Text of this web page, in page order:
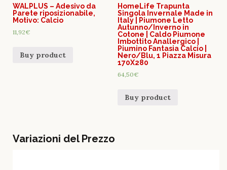
WALPLUS – Adesivo da
Parete riposizionabile,
Motivo: Calcio
11,92€
Buy product
HomeLife Trapunta
Singola Invernale Made in
Italy | Piumone Letto
Autunno/Inverno in
Cotone | Caldo Piumone
Imbottito Anallergico |
Piumino Fantasia Calcio |
Nero/Blu, 1 Piazza Misura
170X280
64,50€
Buy product
Variazioni del Prezzo